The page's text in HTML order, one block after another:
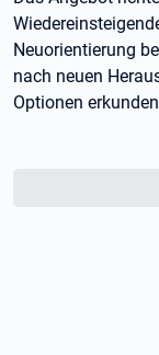
Neuorientierung
nach neuen
Optionen